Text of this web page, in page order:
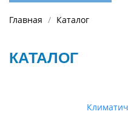
Главная Каталог
КАТАЛОГ